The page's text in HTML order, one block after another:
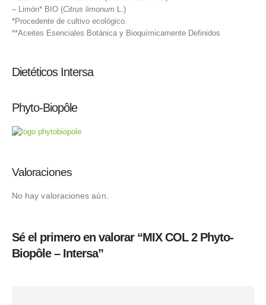
– Limón* BIO (Citrus limonum L.)
*Procedente de cultivo ecológico.
**Aceites Esenciales Botánica y Bioquímicamente Definidos
Dietéticos Intersa
Phyto-Biopôle
Valoraciones
No hay valoraciones aún.
Sé el primero en valorar “MIX COL 2 Phyto-
Biopôle – Intersa”